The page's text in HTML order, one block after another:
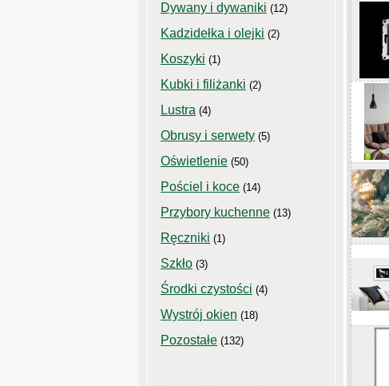
Dywany i dywaniki (12)
Kadzidełka i olejki (2)
Koszyki (1)
Kubki i filiżanki (2)
Lustra (4)
Obrusy i serwety (5)
Oświetlenie (50)
Pościel i koce (14)
Przybory kuchenne (13)
Ręczniki (1)
Szkło (3)
Środki czystości (4)
Wystrój okien (18)
Pozostałe (132)